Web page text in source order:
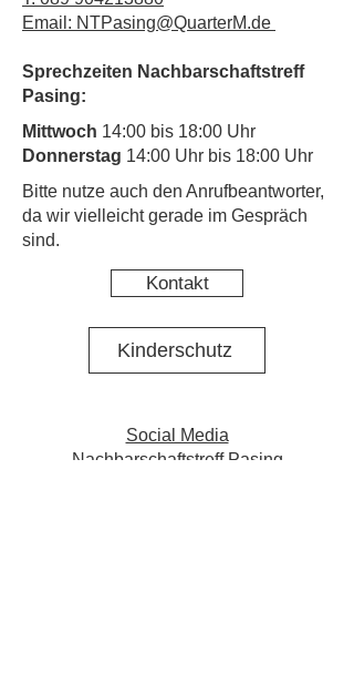
Email: NTPasing@QuarterM.de
Sprechzeiten Nachbarschaftstreff
Pasing:
Mittwoch 14:00 bis 18:00 Uhr
Donnerstag 14:00 Uhr bis 18:00 Uhr
​Bitte nutze auch den Anrufbeantworter,
da wir vielleicht gerade im Gespräch
sind.
Kontakt
Kinderschutz
Social Media
Nachbarschaftstreff Pasing